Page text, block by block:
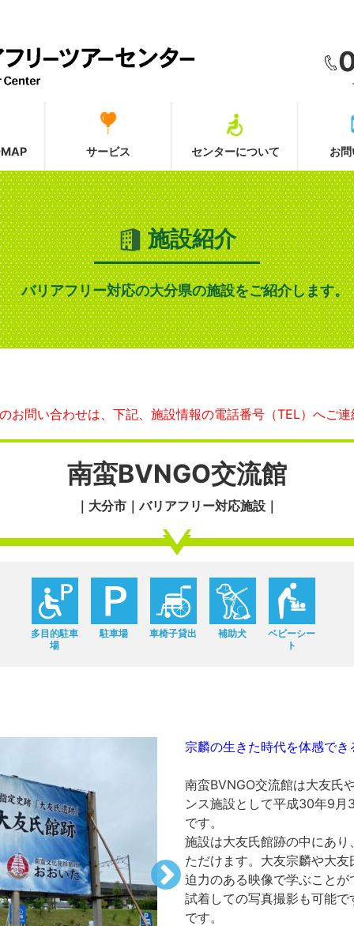
サービス センターについて お
施設紹介
バリアフリー対応の大分県の施設をご紹介します。
お問い合わせは、下記、施設情報の電話番号（TEL）へご連
南蛮BVNGO交流館
｜大分市｜バリアフリー対応施設｜
多目的駐車
場
駐車場 車椅子貸出 補助犬
ベビーシー
ト
宗麟の生きた時代を体感でき
南蛮BVNGO交流館は大友氏
ンス施設として平成30年9
です。
施設は大友氏館跡の中にあ
ただけます。大友宗麟や大
迫力のある映像で学ぶこと
試着しての写真撮影も可能
です。